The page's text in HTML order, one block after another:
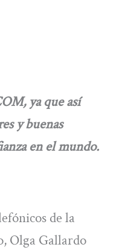
ya que así
y buenas
en el mundo.
de la
Olga Gallardo